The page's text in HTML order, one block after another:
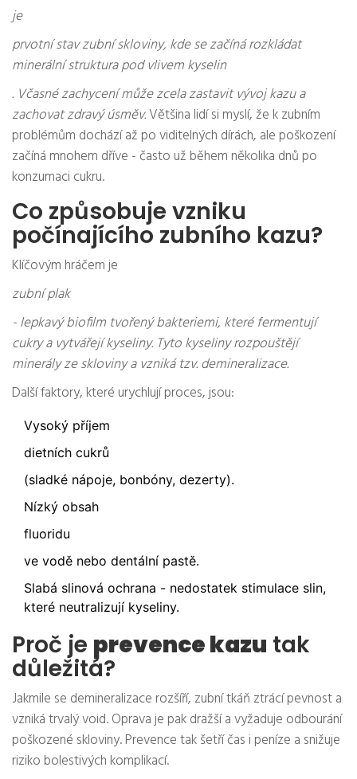
je
prvotní stav zubní skloviny, kde se začíná rozkládat
minerální struktura pod vlivem kyselin
. Včasné zachycení může zcela zastavit vývoj kazu a
zachovat zdravý úsměv.Většina lidí si myslí, že k zubním
problémům dochází až po viditelných dírách, ale poškození
začíná mnohem dříve - často už během několika dnů po
konzumaci cukru.
Co způsobuje vzniku
počínajícího zubního kazu?
Klíčovým hráčem je
zubní plak
- lepkavý biofilm tvořený bakteriemi, které fermentují
cukry a vytvářejí kyseliny. Tyto kyseliny rozpouštějí
minerály ze skloviny a vzniká tzv. demineralizace.
Další faktory, které urychlují proces, jsou:
Vysoký příjem
dietních cukrů
(sladké nápoje, bonbóny, dezerty).
Nízký obsah
fluoridu
ve vodě nebo dentální pastě.
Slabá slinová ochrana - nedostatek stimulace slin,
které neutralizují kyseliny.
Proč je prevence kazu tak
důležitá?
Jakmile se demineralizace rozšíří, zubní tkáň ztrácí pevnost a
vzniká trvalý void. Oprava je pak dražší a vyžaduje odbourání
poškozené skloviny. Prevence tak šetří čas i peníze a snižuje
riziko bolestivých komplikací.